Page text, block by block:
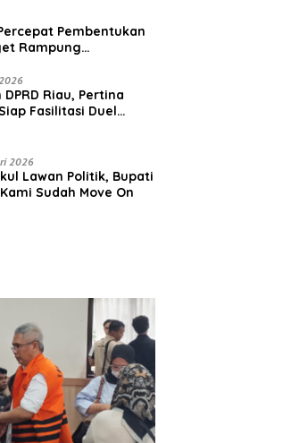
Pembentukan
Rampung
DPRD Riau, Pertina
Fasilitasi Duel
2026
Lawan Politik, Bupati
Sudah Move On